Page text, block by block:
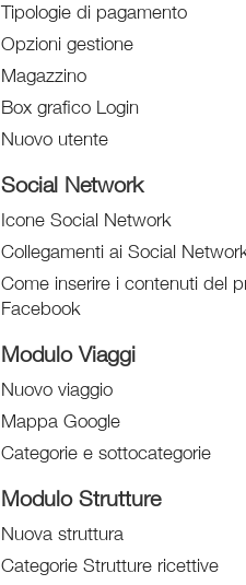
Tipologie di pagamento
Opzioni gestione
Magazzino
Box grafico Login
Nuovo utente
Social Network
Icone Social Network
Collegamenti ai Social
Come inserire i contenuti del
Facebook
Modulo Viaggi
Nuovo viaggio
Mappa Google
Categorie e sottocategorie
Modulo Strutture
Nuova struttura
Categorie Strutture ricettive